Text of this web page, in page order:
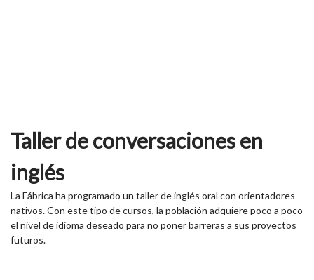
Taller de conversaciones en
inglés
La Fábrica ha programado un taller de inglés oral con orientadores
nativos. Con este tipo de cursos, la población adquiere poco a poco
el nivel de idioma deseado para no poner barreras a sus proyectos
futuros.